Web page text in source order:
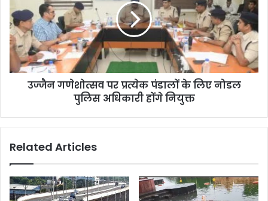
उज्जैन गणेशोत्सव पर प्रत्येक पंडालों के लिए नोडल
पुलिस अधिकारी होंगे नियुक्त
Related Articles